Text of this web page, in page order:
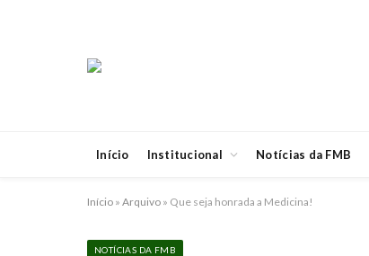
Início Institucional Notícias da FMB
Início » Arquivo » Que seja honrada a Medicina!
NOTÍCIAS DA FMB